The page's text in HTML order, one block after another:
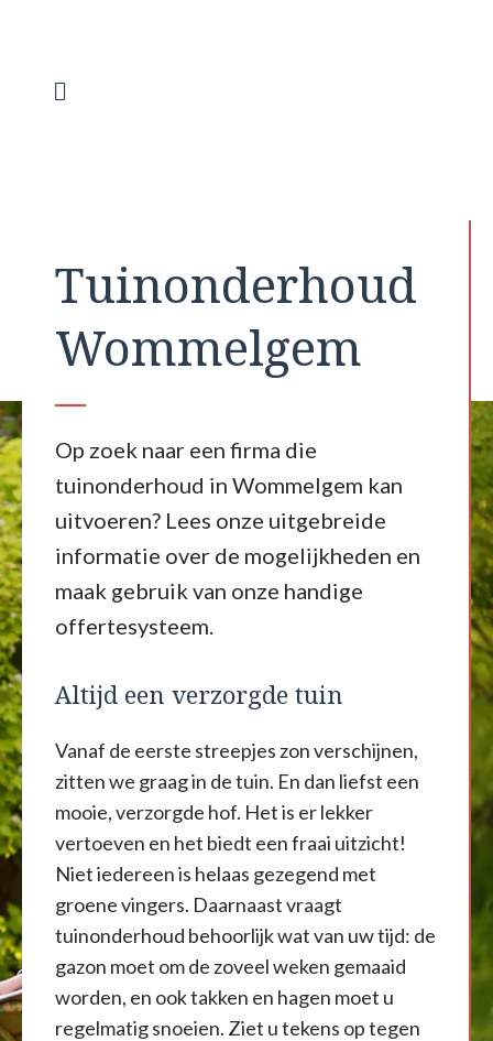
inhoud
Tuinonderhoud
Wommelgem
Op zoek naar een firma die
tuinonderhoud in Wommelgem kan
uitvoeren? Lees onze uitgebreide
informatie over de mogelijkheden en
maak gebruik van onze handige
offertesysteem.
Altijd een verzorgde tuin
Vanaf de eerste streepjes zon verschijnen,
zitten we graag in de tuin. En dan liefst een
mooie, verzorgde hof. Het is er lekker
vertoeven en het biedt een fraai uitzicht!
Niet iedereen is helaas gezegend met
groene vingers. Daarnaast vraagt
tuinonderhoud behoorlijk wat van uw tijd: de
gazon moet om de zoveel weken gemaaid
worden, en ook takken en hagen moet u
regelmatig snoeien. Ziet u tekens op tegen